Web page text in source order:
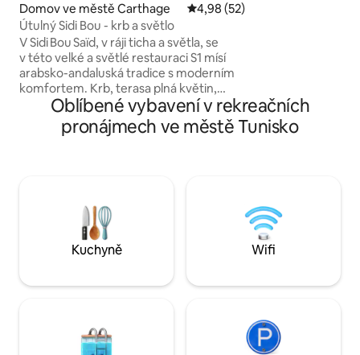
Domov ve městě Carthage Průměrné hodnocení 4,98 z 5,
4,98 (52)
Útulný Sidi Bou - krb a světlo
V Sidi Bou Saïd, v ráji ticha a světla, se
v této velké a světlé restauraci S1 mísí
arabsko-andaluská tradice s moderním
komfortem. Krb, terasa plná květin,
oblouky, zelliges a ručně vyráběný
nábytek vytvářejí jedinečnou atmosféru.
Plně vybavená kuchyně,
tvorbu, dobíjení, únik nebo prostě jen
pro dýchání.
nebo
Oblíbené vybavení v rekreačních
pronájmech ve městě Tunisko
Kuchyně Wifi